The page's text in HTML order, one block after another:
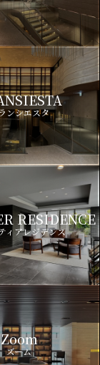
ンシエスタ
RESIDENCE
ィアレジデンス
Zoom
ズーム